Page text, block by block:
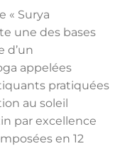
« Surya
une des bases
d’un
appelées
pratiquées
au soleil
par excellence
en 12